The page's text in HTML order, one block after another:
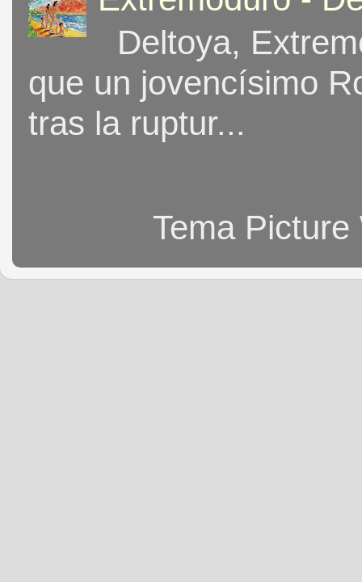
Deltoya,
que un jovencísimo
tras la ruptur...
Tema